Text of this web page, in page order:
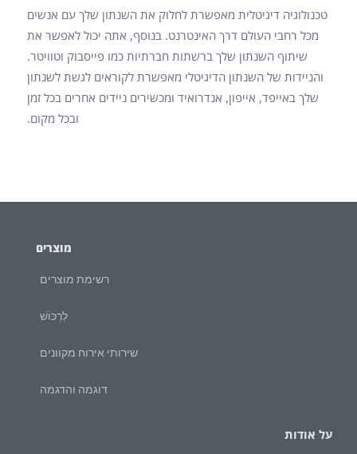
טכנולוגיה דיגיטלית מאפשרת לחלוק את השנתון שלך עם אנשים
מכל רחבי העולם דרך האינטרנט. בנוסף, אתה יכול לאפשר את
שיתוף השנתון שלך ברשתות חברתיות כמו פייסבוק וטוויטר.
והניידות של השנתון הדיגיטלי מאפשרת לקוראים לגשת לשנתון
שלך באייפד, אייפון, אנדרואיד ומכשירים ניידים אחרים בכל זמן
ובכל מקום.
מוצרים
רשימת מוצרים
לִרְכּוֹשׁ
שירותי אירוח מקוונים
דוגמה והדגמה
על אודות